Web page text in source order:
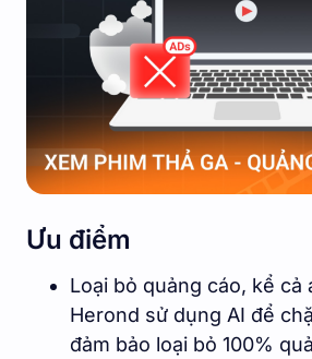
Ưu điểm
Loại bỏ quảng cáo, kể cả
Herond sử dụng AI để
đảm bảo loại bỏ 100%